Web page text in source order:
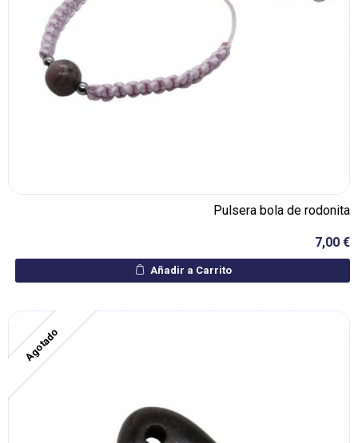
Pulsera bola de rodonita
7,00 €
Añadir a Carrito
Agotado